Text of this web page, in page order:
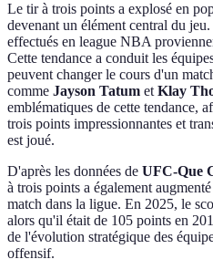
Le tir à trois points a explosé en
devenant un élément central du
effectués en league NBA
Cette tendance a conduit les
peuvent changer le cours d'un
comme Jayson Tatum et Klay
emblématiques de cette tendance,
trois points impressionnantes et
est joué.
D'après les données de UFC-Que
à trois points a également
match dans la ligue. En 2025, le
alors qu'il était de 105 points en
de l'évolution stratégique des
offensif.